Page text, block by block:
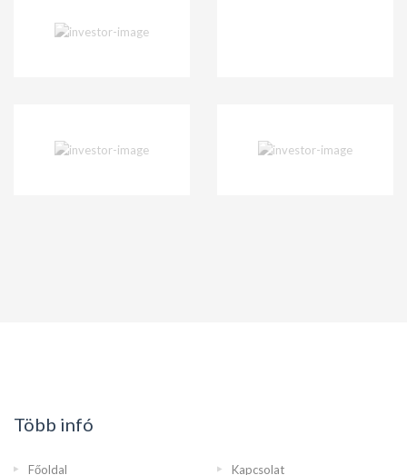
Több infó
Főoldal Kapcsolat